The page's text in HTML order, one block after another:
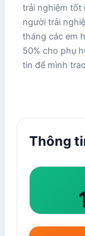
trải nghiệm tốt
người trải
tháng các em
50% cho phụ
tin để mình
Thông